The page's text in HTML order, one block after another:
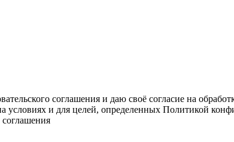
соглашения и даю своё согласие на
и для целей, определенных Политикой